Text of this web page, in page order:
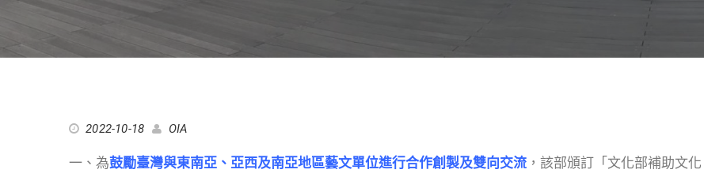
2022-10-18 OIA
一、為鼓勵臺灣與東南亞、亞西及南亞地區藝文單位進行合作創製及雙向交流 ，該部頒訂「文化部補助文化